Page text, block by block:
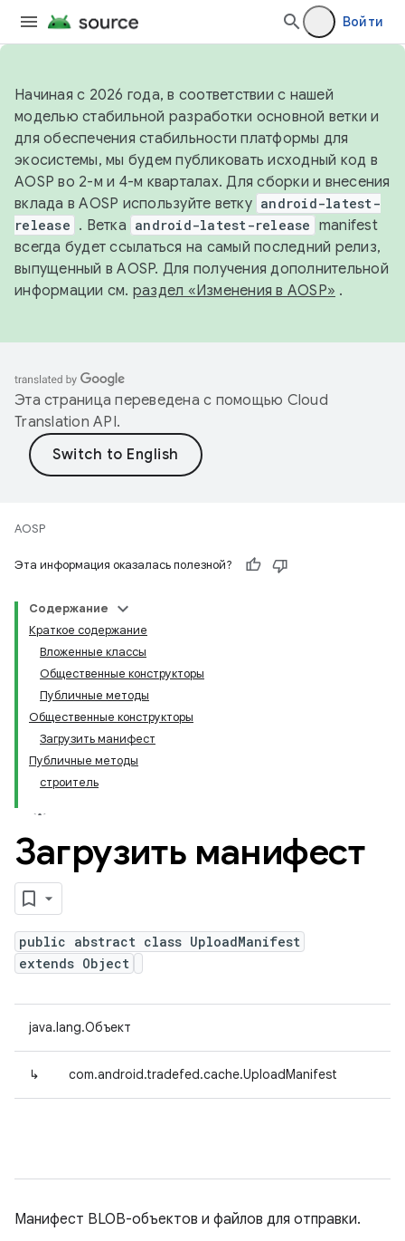
Войти
Начиная с 2026 года, в соответствии с нашей
моделью стабильной разработки основной ветки и
для обеспечения стабильности платформы для
экосистемы, мы будем публиковать исходный код в
AOSP во 2-м и 4-м кварталах. Для сборки и внесения
вклада в AOSP используйте ветку android-latest-
release . Ветка android-latest-release manifest
всегда будет ссылаться на самый последний релиз,
выпущенный в AOSP. Для получения дополнительной
информации см. раздел «Изменения в AOSP» .
Эта страница переведена с помощью Cloud
Translation API.
AOSP
Эта информация оказалась полезной?
Содержание
Краткое содержание
Вложенные классы
Общественные конструкторы
Публичные методы
Общественные конструкторы
Загрузить манифест
Публичные методы
строитель
Загрузить манифест
public abstract class UploadManifest
extends Object
java.lang.Объект
↳ com.android.tradefed.cache.UploadManifest
Манифест BLOB-объектов и файлов для отправки.